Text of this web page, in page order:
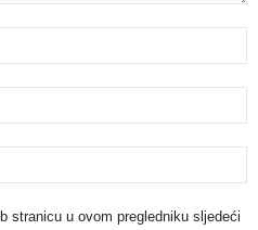
stranicu u ovom pregledniku sljedeći